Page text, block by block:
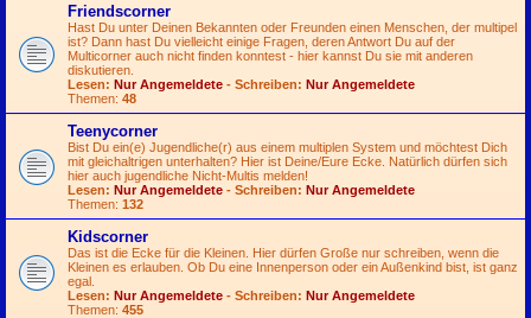
Friendscorner
Hast Du unter Deinen Bekannten oder Freunden einen Menschen, der multipel
ist? Dann hast Du vielleicht einige Fragen, deren Antwort Du auf der
Multicorner auch nicht finden konntest - hier kannst Du sie mit anderen
diskutieren.
Lesen: Nur Angemeldete - Schreiben: Nur Angemeldete
Themen: 48
Teenycorner
Bist Du ein(e) Jugendliche(r) aus einem multiplen System und möchtest Dich
mit gleichaltrigen unterhalten? Hier ist Deine/Eure Ecke. Natürlich dürfen sich
hier auch jugendliche Nicht-Multis melden!
Lesen: Nur Angemeldete - Schreiben: Nur Angemeldete
Themen: 132
Kidscorner
Das ist die Ecke für die Kleinen. Hier dürfen Große nur schreiben, wenn die
Kleinen es erlauben. Ob Du eine Innenperson oder ein Außenkind bist, ist ganz
egal.
Lesen: Nur Angemeldete - Schreiben: Nur Angemeldete
Themen: 455